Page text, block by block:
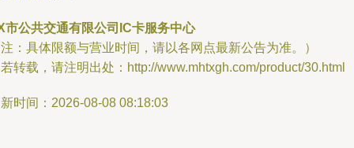
市公共交通有限公司IC卡服务中心
：具体限额与营业时间，请以各网点最新公告为准。）
转载，请注明出处：http://www.mhtxgh.com/product/30.html
时间：2026-08-08 08:18:03